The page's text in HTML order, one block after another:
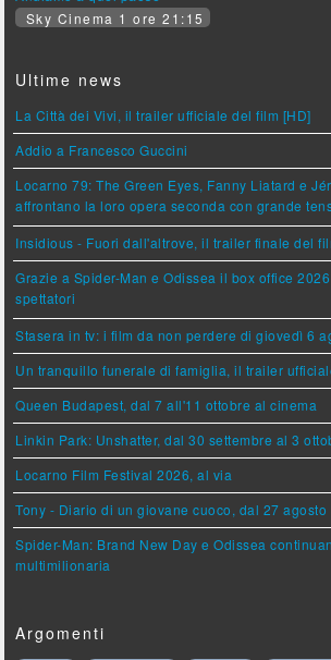
Sky Cinema 1 ore 21:15
Ultime news
La Città dei Vivi, il trailer ufficiale del film [HD]
Addio a Francesco Guccini
Locarno 79: The Green Eyes, Fanny Liatard e
affrontano la loro opera seconda con grande
Insidious - Fuori dall'altrove, il trailer finale del
Grazie a Spider-Man e Odissea il box office
spettatori
Stasera in tv: i film da non perdere di giovedì 6
Un tranquillo funerale di famiglia, il trailer
Queen Budapest, dal 7 all'11 ottobre al cinema
Linkin Park: Unshatter, dal 30 settembre al 3
Locarno Film Festival 2026, al via
Tony - Diario di un giovane cuoco, dal 27 agosto
Spider-Man: Brand New Day e Odissea
multimilionaria
Argomenti